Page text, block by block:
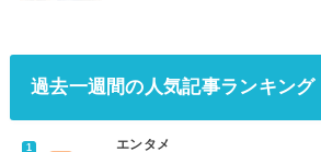
過去一週間の人気記事ランキング
エンタメ